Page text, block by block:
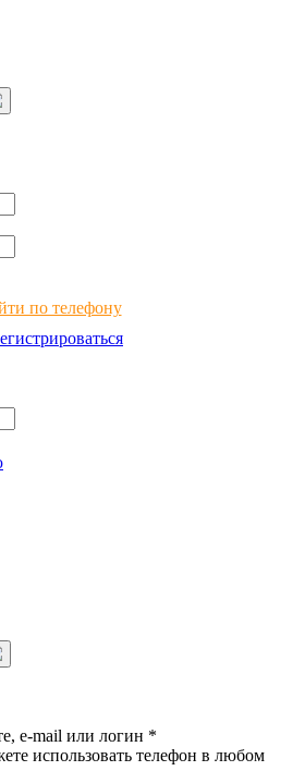
по телефону
e-mail или логин *
использовать телефон в любом